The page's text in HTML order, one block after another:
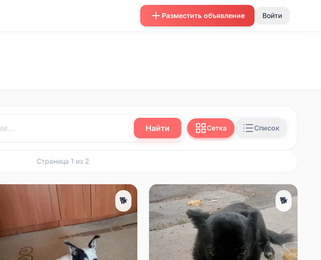
Разместить объявление Войти
Найти Сетка Список
Страница 1 из 2
🐕 🐕